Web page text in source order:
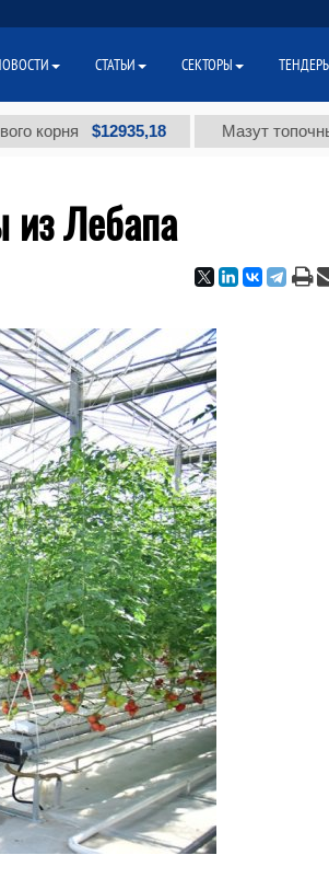
$12935,18 Мазут топочный
из Лебапа
СТАТЬИ СЕКТОРЫ